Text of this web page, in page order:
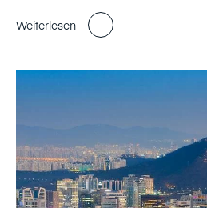
Weiterlesen